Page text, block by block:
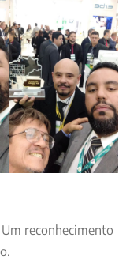
reconhecimento